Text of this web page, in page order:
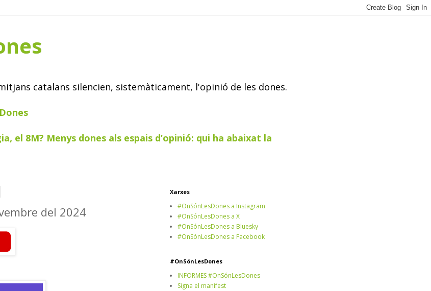
catalans silencien, sistemàticament, l'opinió de les dones.
el 8M? Menys dones als espais d’opinió: qui ha abaixat la
del 2024
Xarxes
#OnSónLesDones a Instagram
#OnSónLesDones a X
#OnSónLesDones a Bluesky
#OnSónLesDones a Facebook
#OnSónLesDones
INFORMES #OnSónLesDones
Signa el manifest